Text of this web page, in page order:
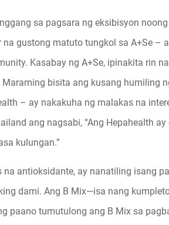
sa pagsara ng eksibisyon
gustong matuto tungkol sa A+Se –
Kasabay ng A+Se, ipinakita rin
bisita ang kusang humiling
– ay nakakuha ng malakas na
ang nagsabi, “Ang Hepahealth
kulungan.”
na antioksidante, ay nanatiling isang
dami. Ang B Mix—isa nang
paano tumutulong ang B Mix sa